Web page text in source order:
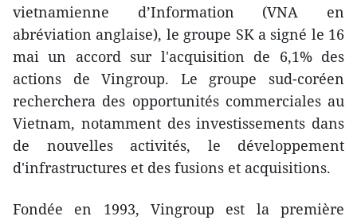
vietnamienne d’Information (VNA en
abréviation anglaise), le groupe SK a signé le 16
mai un accord sur l'acquisition de 6,1% des
actions de Vingroup. Le groupe sud-coréen
recherchera des opportunités commerciales au
Vietnam, notamment des investissements dans
de nouvelles activités, le développement
d'infrastructures et des fusions et acquisitions.
Fondée en 1993, Vingroup est la première